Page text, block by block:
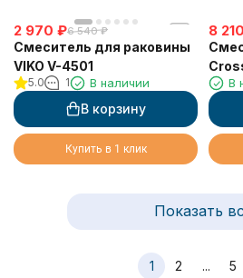
2 970 ₽6 540 ₽
Смеситель для раковины
VIKO V-4501
5.0 1 В наличии
В корзину
Купить в 1 клик
8 210
В
Показать
1 2 ... 5